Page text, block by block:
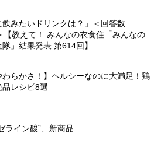
飲みたいドリンクは？」＜回答数
【教えて！ みんなの衣食住「みんなの
」結果発表 第614回】
わらかさ！】ヘルシーなのに大満足！鶏
レシピ8選
ライン酸”、新商品